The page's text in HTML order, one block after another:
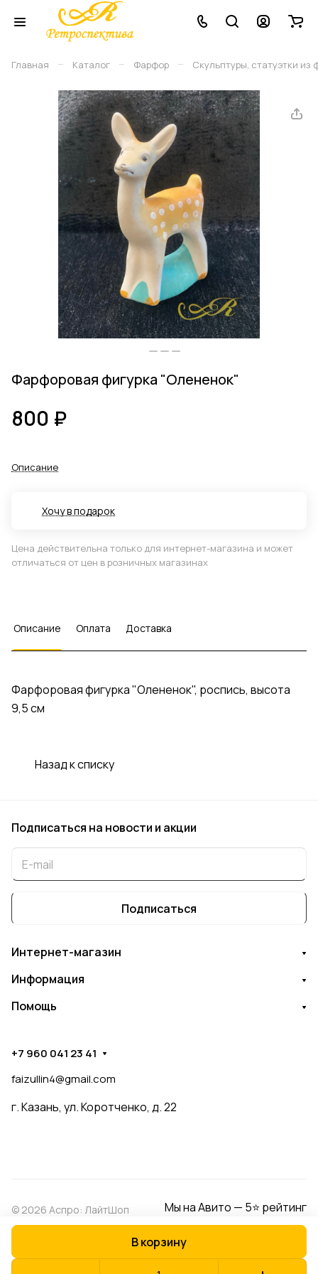
Главная – Каталог – Фарфор – Скульптуры, статуэтки из
Фарфоровая фигурка "Олененок"
800 ₽
В корзину
Описание
Хочу в подарок
Цена действительна только для интернет-магазина и может
отличаться от цен в розничных магазинах
Описание Оплата Доставка
Фарфоровая фигурка "Олененок", роспись, высота
9,5 см
Назад к списку
Подписаться на новости и акции
Подписаться
Интернет-магазин
Информация
Помощь
+7 960 041 23 41
faizullin4@gmail.com
г. Казань, ул. Коротченко, д. 22
© 2026 Аспро: ЛайтШоп Мы на Авито — 5⭐ рейтинг
Оферта
Разработано в